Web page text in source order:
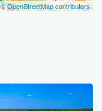
© OpenStreetMap contributors